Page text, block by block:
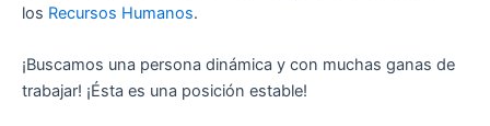
los Recursos Humanos.
¡Buscamos una persona dinámica y con muchas ganas de
trabajar! ¡Ésta es una posición estable!